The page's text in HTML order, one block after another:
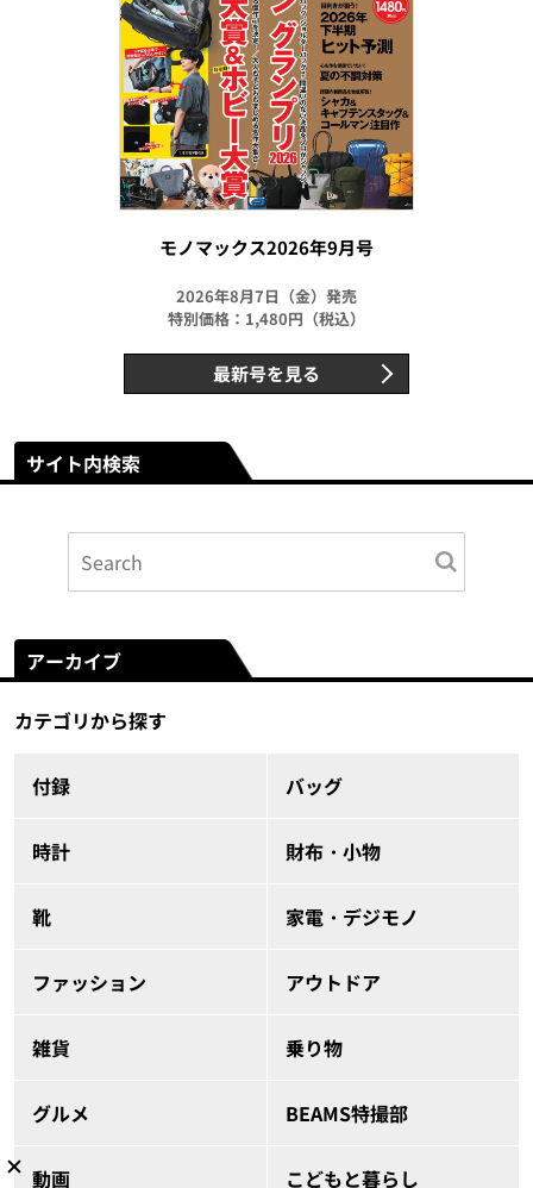
モノマックス2026年9月号
2026年8月7日（金）発売
特別価格：1,480円（税込）
最新号を見る
サイト内検索
アーカイブ
カテゴリから探す
付録 バッグ
時計 財布・小物
靴 家電・デジモノ
ファッション アウトドア
雑貨 乗り物
グルメ BEAMS特撮部
動画 こどもと暮らし